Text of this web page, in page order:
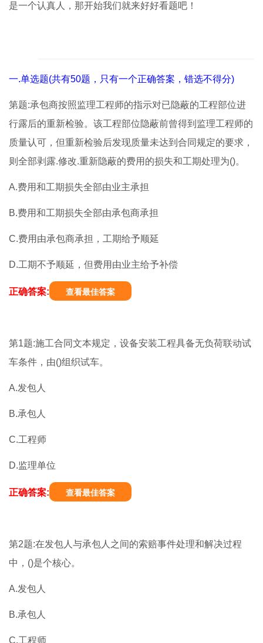
是一个认真人，那开始我们就来好好看题吧！
一.单选题(共有50题，只有一个正确答案，错选不得分)
第题:承包商按照监理工程师的指示对已隐蔽的工程部位进
行露后的重新检验。该工程部位隐蔽前曾得到监理工程师的
质量认可，但重新检验后发现质量未达到合同规定的要求，
则全部剥露.修改.重新隐蔽的费用的损失和工期处理为()。
A.费用和工期损失全部由业主承担
B.费用和工期损失全部由承包商承担
C.费用由承包商承担，工期给予顺延
D.工期不予顺延，但费用由业主给予补偿
正确答案: 查看最佳答案
第1题:施工合同文本规定，设备安装工程具备无负荷联动试
车条件，由()组织试车。
A.发包人
B.承包人
C.工程师
D.监理单位
正确答案: 查看最佳答案
第2题:在发包人与承包人之间的索赔事件处理和解决过程
中，()是个核心。
A.发包人
B.承包人
C.工程师